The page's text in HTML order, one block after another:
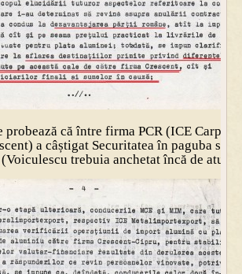
probează că între firma PCR (ICE
a câștigat Securitatea în paguba
trebuia anchetat încă de